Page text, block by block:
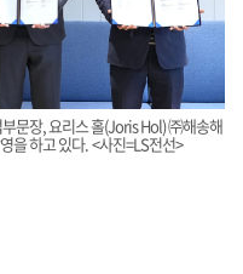
문장, 요리스 홀(Joris Hol) ㈜해송해
을 하고 있다. <사진=LS전선>